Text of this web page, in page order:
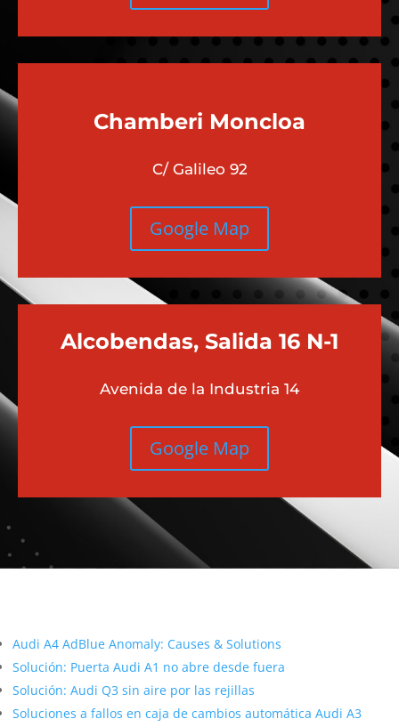
Chamberi Moncloa
C/ Galileo 92
Google Map
Alcobendas, Salida 16 N-1
Avenida de la Industria 14
Google Map
Audi A4 AdBlue Anomaly: Causes & Solutions
Solución: Puerta Audi A1 no abre desde fuera
Solución: Audi Q3 sin aire por las rejillas
Soluciones a fallos en caja de cambios automática Audi A3